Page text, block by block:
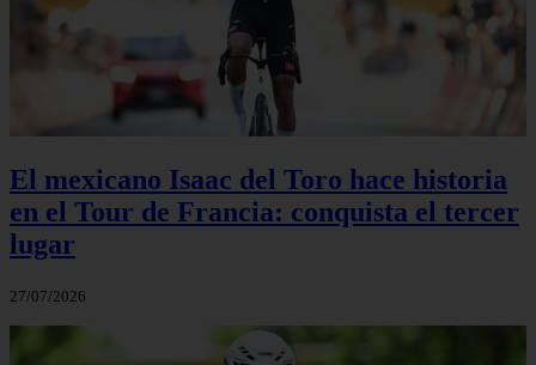
El mexicano Isaac del Toro hace historia
en el Tour de Francia: conquista el tercer
lugar
27/07/2026